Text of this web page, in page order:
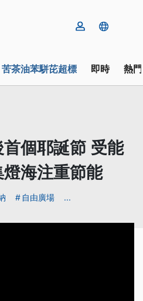
苦茶油苯駢芘超標 即時 熱
個耶誕節 受能
海注重節能
自由廣場 ...